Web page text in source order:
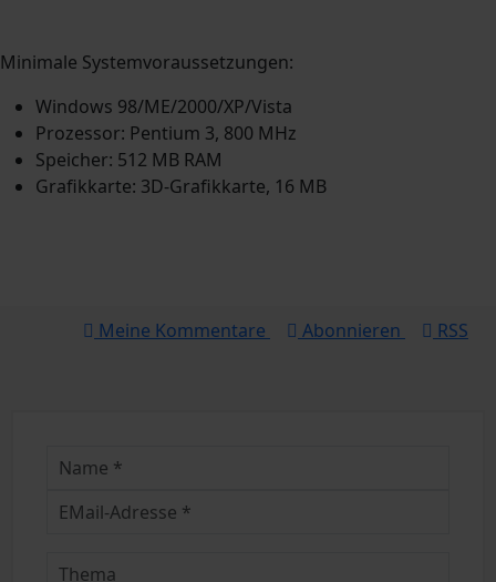
Minimale Systemvoraussetzungen:
Windows 98/ME/2000/XP/Vista
Prozessor: Pentium 3, 800 MHz
Speicher: 512 MB RAM
Grafikkarte: 3D-Grafikkarte, 16 MB
Meine Kommentare Abonnieren RSS